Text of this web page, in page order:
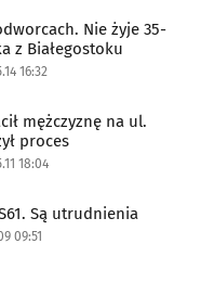
Nie żyje 35-
z Białegostoku
16:32
mężczyznę na ul.
proces
18:04
Są utrudnienia
09:51